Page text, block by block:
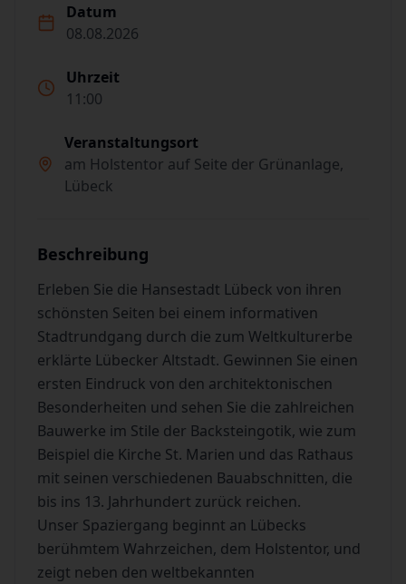
Datum
08.08.2026
Uhrzeit
11:00
Veranstaltungsort
am Holstentor auf Seite der Grünanlage,
Lübeck
Beschreibung
Erleben Sie die Hansestadt Lübeck von ihren
schönsten Seiten bei einem informativen
Stadtrundgang durch die zum Weltkulturerbe
erklärte Lübecker Altstadt. Gewinnen Sie einen
ersten Eindruck von den architektonischen
Besonderheiten und sehen Sie die zahlreichen
Bauwerke im Stile der Backsteingotik, wie zum
Beispiel die Kirche St. Marien und das Rathaus
mit seinen verschiedenen Bauabschnitten, die
bis ins 13. Jahrhundert zurück reichen.
Unser Spaziergang beginnt an Lübecks
berühmtem Wahrzeichen, dem Holstentor, und
zeigt neben den weltbekannten